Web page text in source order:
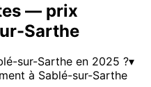
— prix
Sarthe
sur-Sarthe en 2025 ?▾
à Sablé-sur-Sarthe